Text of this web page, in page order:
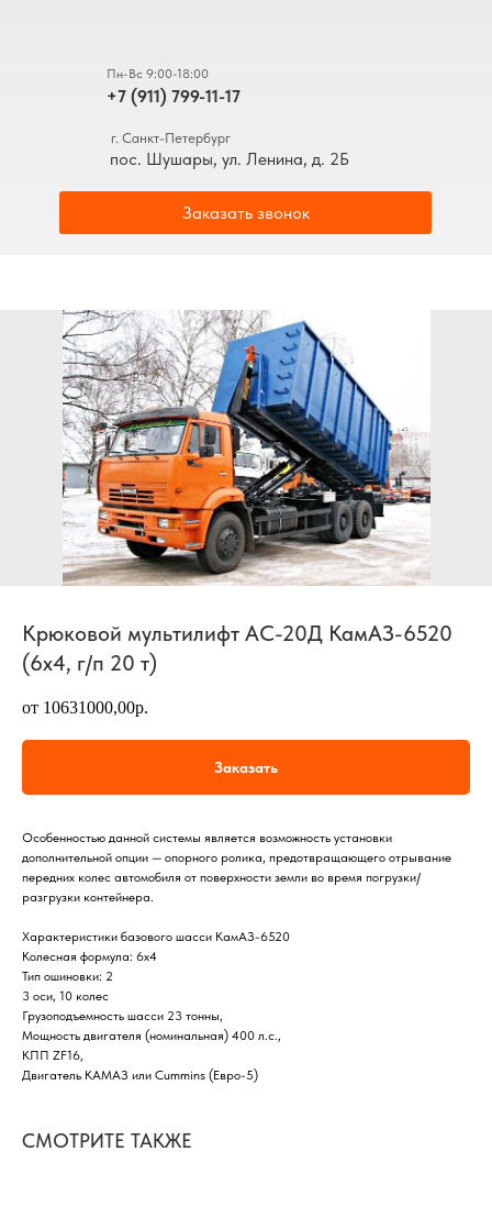
+7 (911) 799-11-17
Пн-Вс 9:00-18:00
Заказать звонок
пос. Шушары, ул. Ленина, д. 2Б
г. Санкт-Петербург
Крюковой мультилифт АС-20Д КамАЗ-6520
(6х4, г/п 20 т)
от 10631000,00р.
Заказать
Особенностью данной системы является возможность установки
дополнительной опции — опорного ролика, предотвращающего отрывание
передних колес автомобиля от поверхности земли во время погрузки/
разгрузки контейнера.
Характеристики базового шасси КамАЗ-6520
Колесная формула: 6х4
Тип ошиновки: 2
3 оси, 10 колес
Грузоподъемность шасси 23 тонны,
Мощность двигателя (номинальная) 400 л.с.,
КПП ZF16,
Двигатель КАМАЗ или Cummins (Евро-5)
СМОТРИТЕ ТАКЖЕ